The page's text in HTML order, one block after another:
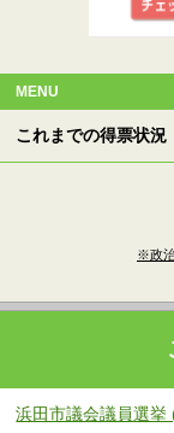
MENU
これまでの得票状況
※政
浜田市議会議員選